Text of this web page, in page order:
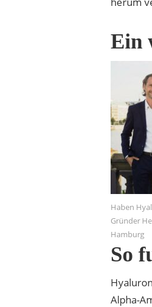
Ein
Haben
Gründer
Hamburg
So
Alpha-